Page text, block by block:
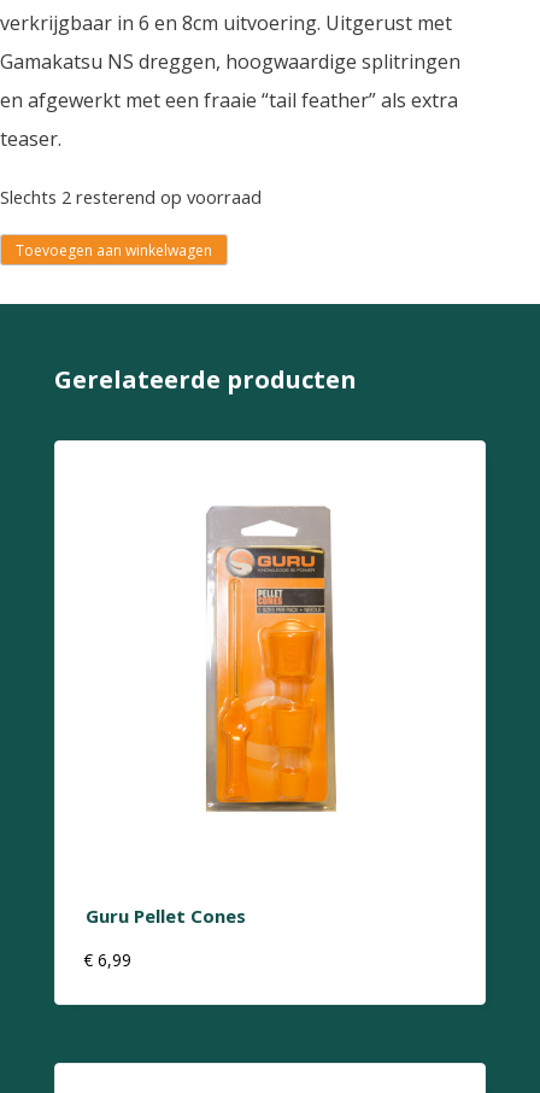
verkrijgbaar in 6 en 8cm uitvoering. Uitgerust met
Gamakatsu NS dreggen, hoogwaardige splitringen
en afgewerkt met een fraaie “tail feather” als extra
teaser.
Slechts 2 resterend op voorraad
Toevoegen aan winkelwagen
Gerelateerde producten
Guru Pellet Cones
€ 6,99